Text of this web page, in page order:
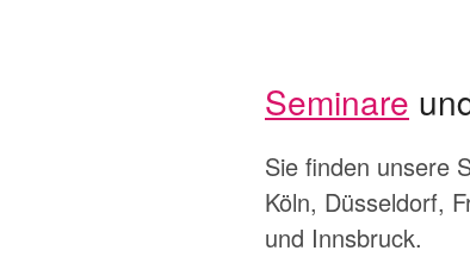
Seminare
Sie finden unsere
Köln, Düsseldorf,
und Innsbruck.